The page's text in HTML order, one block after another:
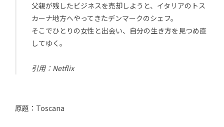
父親が残したビジネスを売却しようと、イタリアのトス
カーナ地方へやってきたデンマークのシェフ。
そこでひとりの女性と出会い、自分の生き方を見つめ直
してゆく。
引用：Netflix
原題：Toscana